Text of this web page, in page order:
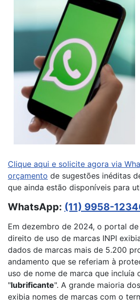
Clique aqui e solicite agora via
orçamento de sugestões inéditas
que ainda estão disponíveis para
WhatsApp: (11) 9958-
Em dezembro de 2024, o portal
direito de uso de marcas INPI
dados de marcas mais de 5.200
andamento que se referiam à
uso de nome de marca que incluía
"lubrificante". A grande maioria
exibia nomes de marcas com o